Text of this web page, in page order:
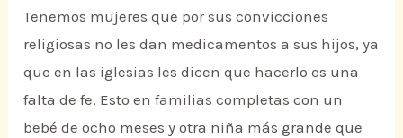
Tenemos mujeres que por sus convicciones
religiosas no les dan medicamentos a sus hijos, ya
que en las iglesias les dicen que hacerlo es una
falta de fe. Esto en familias completas con un
bebé de ocho meses y otra niña más grande que